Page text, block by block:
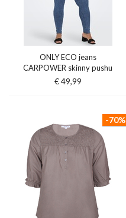
ONLY ECO jeans
CARPOWER skinny pushu
€ 49,99
-70%